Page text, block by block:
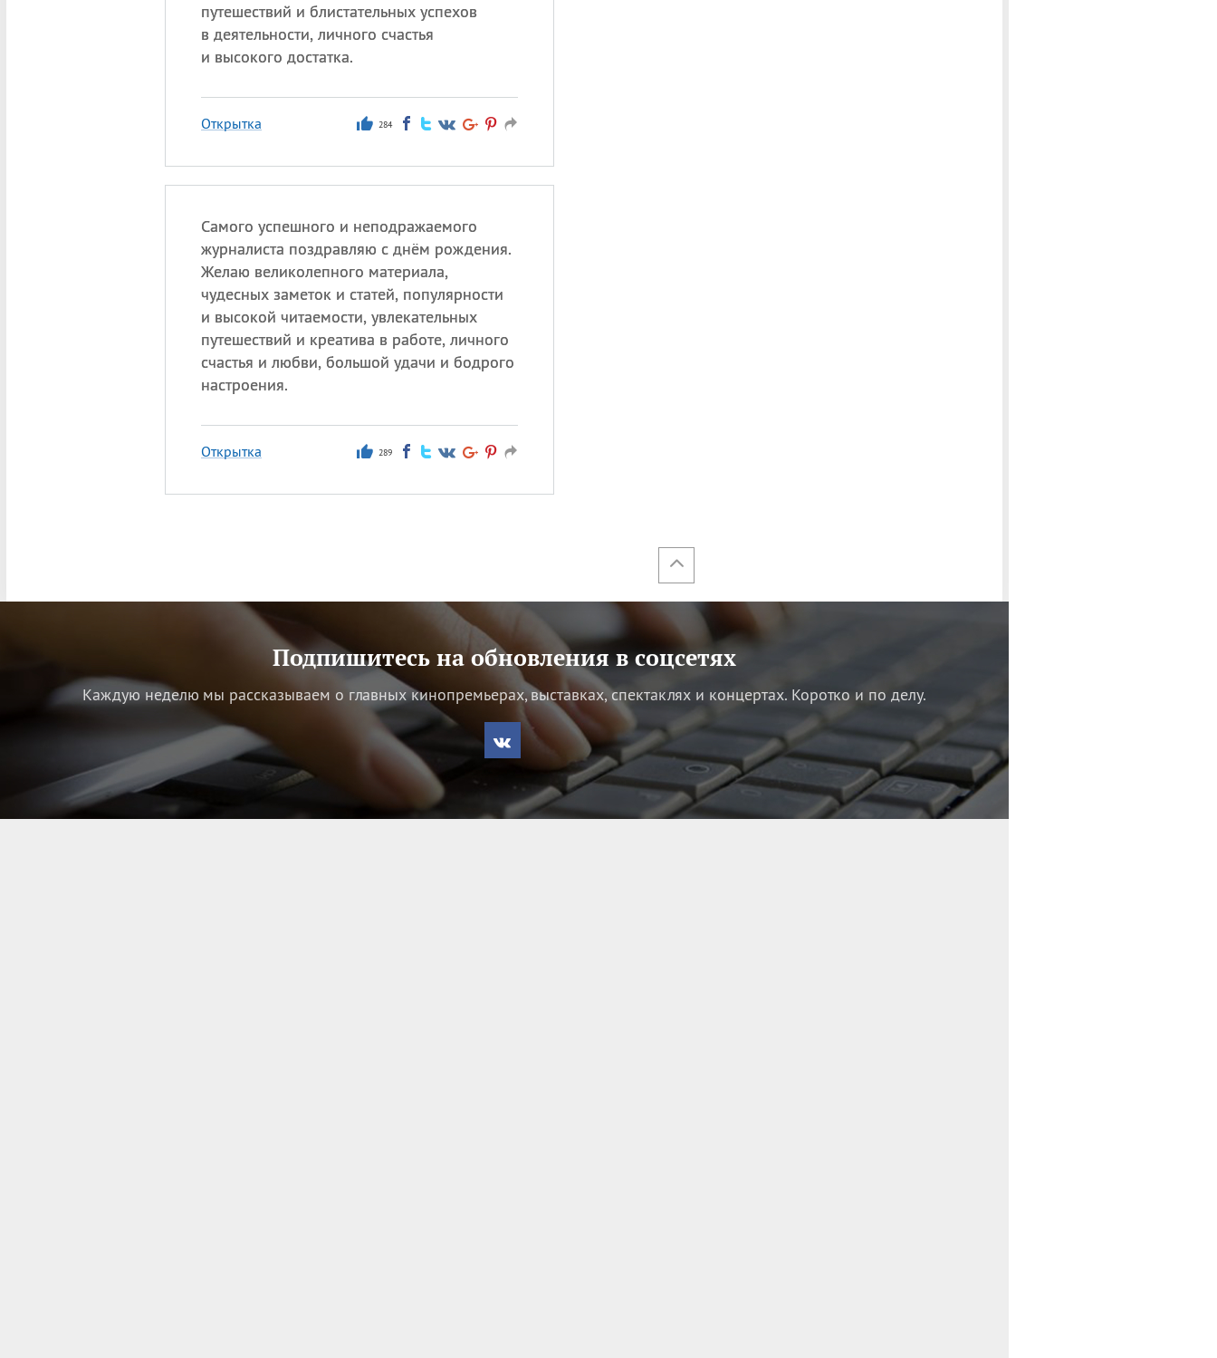
путешествий и блистательных успехов
в деятельности, личного счастья
и высокого достатка.
Открытка 284
Самого успешного и неподражаемого
журналиста поздравляю с днём рождения.
Желаю великолепного материала,
чудесных заметок и статей, популярности
и высокой читаемости, увлекательных
путешествий и креатива в работе, личного
счастья и любви, большой удачи и бодрого
настроения.
Открытка 289
Подпишитесь на обновления в соцсетях
Каждую неделю мы рассказываем о главных кинопремьерах, выставках, спектаклях и концертах. Коротко и по делу.